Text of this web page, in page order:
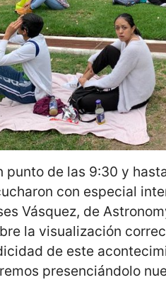
punto de las 9:30 y
con especial
Vásquez, de
la visualización
de este
presenciándolo